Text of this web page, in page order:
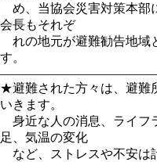
め、当協会災害対策本部
会長もそれぞ
れの地元が避難勧告地域
す。
★避難された方々は、避難
いきます。
身近な人の消息、ライフ
足、気温の変化
など、ストレスや不安は